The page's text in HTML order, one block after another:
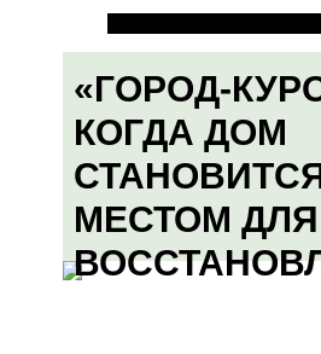
«ГОРОД-
КОГДА ДОМ
МЕСТОМ ДЛЯ